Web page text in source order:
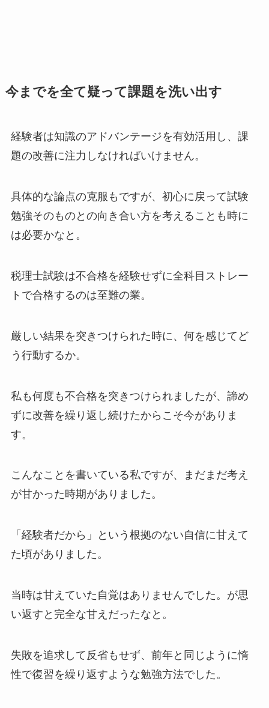
今までを全て疑って課題を洗い出す
経験者は知識のアドバンテージを有効活用し、課
題の改善に注力しなければいけません。
具体的な論点の克服もですが、初心に戻って試験
勉強そのものとの向き合い方を考えることも時に
は必要かなと。
税理士試験は不合格を経験せずに全科目ストレー
トで合格するのは至難の業。
厳しい結果を突きつけられた時に、何を感じてど
う行動するか。
私も何度も不合格を突きつけられましたが、諦め
ずに改善を繰り返し続けたからこそ今がありま
す。
こんなことを書いている私ですが、まだまだ考え
が甘かった時期がありました。
「経験者だから」という根拠のない自信に甘えて
た頃がありました。
当時は甘えていた自覚はありませんでした。が思
い返すと完全な甘えだったなと。
失敗を追求して反省もせず、前年と同じように惰
性で復習を繰り返すような勉強方法でした。